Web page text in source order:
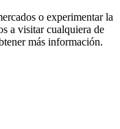
o experimentar la
a visitar cualquiera de
más información.